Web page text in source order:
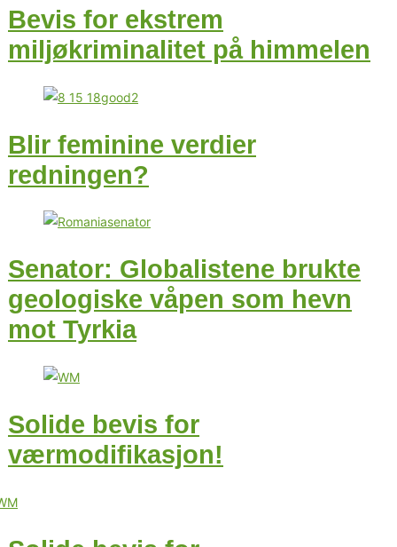
Bevis for ekstrem
miljøkriminalitet på himmelen
Blir feminine verdier
redningen?
Senator: Globalistene brukte
geologiske våpen som hevn
mot Tyrkia
Solide bevis for
værmodifikasjon!